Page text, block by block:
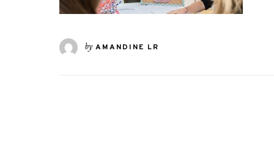
by AMANDINE LR